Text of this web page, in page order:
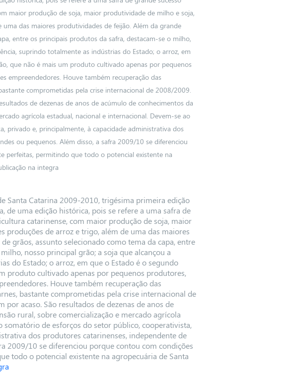
maior produção de soja, maior produtividade de milho e soja,
das maiores produtividades de feijão. Além da grande
entre os principais produtos da safra, destacam-se o milho,
suprindo totalmente as indústrias do Estado; o arroz, em
que não é mais um produto cultivado apenas por pequenos
empreendedores. Houve também recuperação das
comprometidas pela crise internacional de 2008/2009.
de dezenas de anos de acúmulo de conhecimentos da
agrícola estadual, nacional e internacional. Devem-se ao
privado e, principalmente, à capacidade administrativa dos
ou pequenos. Além disso, a safra 2009/10 se diferenciou
perfeitas, permitindo que todo o potencial existente na
na integra
Santa Catarina 2009-2010, trigésima primeira edição
de uma edição histórica, pois se refere a uma safra de
catarinense, com maior produção de soja, maior
produções de arroz e trigo, além de uma das maiores
grãos, assunto selecionado como tema da capa, entre
nosso principal grão; a soja que alcançou a
do Estado; o arroz, em que o Estado é o segundo
produto cultivado apenas por pequenos produtores,
Houve também recuperação das
bastante comprometidas pela crise internacional de
acaso. São resultados de dezenas de anos de
rural, sobre comercialização e mercado agrícola
somatório de esforços do setor público, cooperativista,
dos produtores catarinenses, independente de
2009/10 se diferenciou porque contou com condições
todo o potencial existente na agropecuária de Santa